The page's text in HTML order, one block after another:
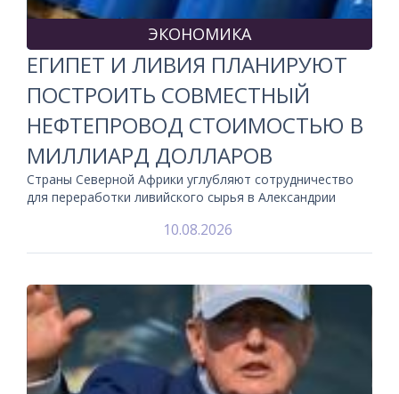
ЭКОНОМИКА
ЕГИПЕТ И ЛИВИЯ ПЛАНИРУЮТ
ПОСТРОИТЬ СОВМЕСТНЫЙ
НЕФТЕПРОВОД СТОИМОСТЬЮ В
МИЛЛИАРД ДОЛЛАРОВ
Страны Северной Африки углубляют сотрудничество
для переработки ливийского сырья в Александрии
10.08.2026